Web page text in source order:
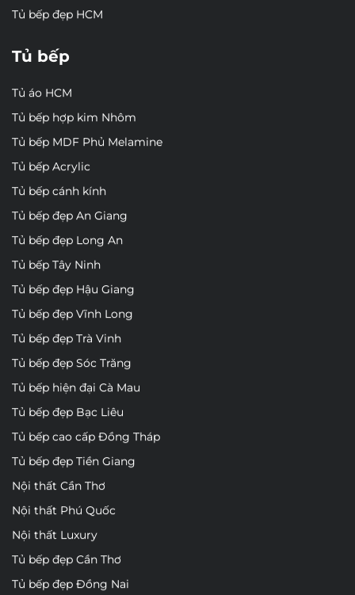
Tủ bếp đẹp HCM
Tủ bếp
Tủ áo HCM
Tủ bếp hợp kim Nhôm
Tủ bếp MDF Phủ Melamine
Tủ bếp Acrylic
Tủ bếp cánh kính
Tủ bếp đẹp An Giang
Tủ bếp đẹp Long An
Tủ bếp Tây Ninh
Tủ bếp đẹp Hậu Giang
Tủ bếp đẹp Vĩnh Long
Tủ bếp đẹp Trà Vinh
Tủ bếp đẹp Sóc Trăng
Tủ bếp hiện đại Cà Mau
Tủ bếp đẹp Bạc Liêu
Tủ bếp cao cấp Đồng Tháp
Tủ bếp đẹp Tiền Giang
Nội thất Cần Thơ
Nội thất Phú Quốc
Nội thất Luxury
Tủ bếp đẹp Cần Thơ
Tủ bếp đẹp Đồng Nai